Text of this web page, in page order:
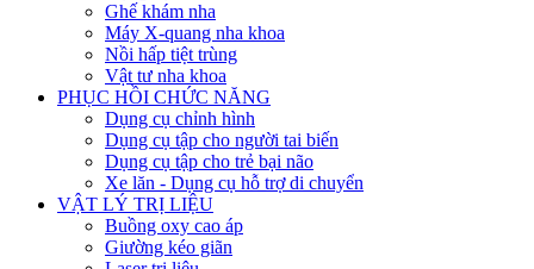
Ghế khám nha
Máy X-quang nha khoa
Nồi hấp tiệt trùng
Vật tư nha khoa
PHỤC HỒI CHỨC NĂNG
Dụng cụ chỉnh hình
Dụng cụ tập cho người tai biến
Dụng cụ tập cho trẻ bại não
Xe lăn - Dụng cụ hỗ trợ di chuyển
VẬT LÝ TRỊ LIỆU
Buồng oxy cao áp
Giường kéo giãn